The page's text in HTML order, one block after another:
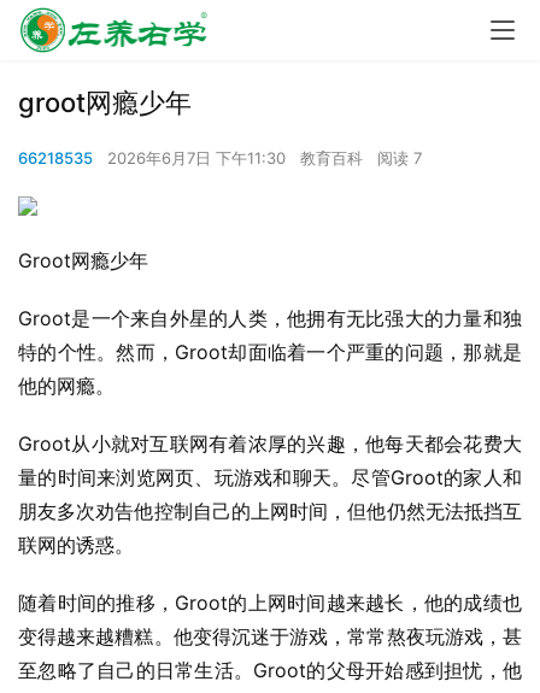
groot网瘾少年
66218535 2026年6月7日 下午11:30 教育百科 阅读 7
Groot网瘾少年
Groot是一个来自外星的人类，他拥有无比强大的力量和独
特的个性。然而，Groot却面临着一个严重的问题，那就是
他的网瘾。
Groot从小就对互联网有着浓厚的兴趣，他每天都会花费大
量的时间来浏览网页、玩游戏和聊天。尽管Groot的家人和
朋友多次劝告他控制自己的上网时间，但他仍然无法抵挡互
联网的诱惑。
随着时间的推移，Groot的上网时间越来越长，他的成绩也
变得越来越糟糕。他变得沉迷于游戏，常常熬夜玩游戏，甚
至忽略了自己的日常生活。Groot的父母开始感到担忧，他